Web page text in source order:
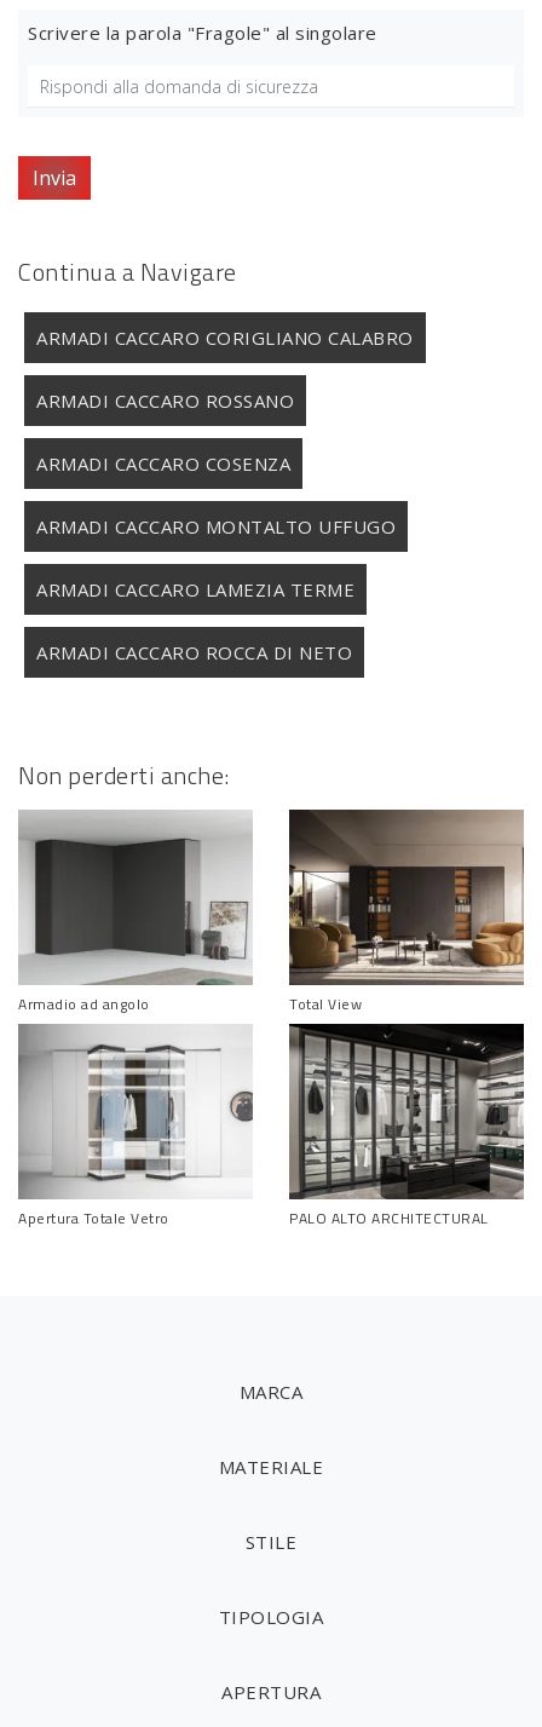
Scrivere la parola "Fragole" al singolare
Invia
Continua a Navigare
ARMADI CACCARO CORIGLIANO CALABRO
ARMADI CACCARO ROSSANO
ARMADI CACCARO COSENZA
ARMADI CACCARO MONTALTO UFFUGO
ARMADI CACCARO LAMEZIA TERME
ARMADI CACCARO ROCCA DI NETO
Non perderti anche:
Armadio ad angolo Total View
Apertura Totale Vetro PALO ALTO ARCHITECTURAL
MARCA
MATERIALE
STILE
TIPOLOGIA
APERTURA